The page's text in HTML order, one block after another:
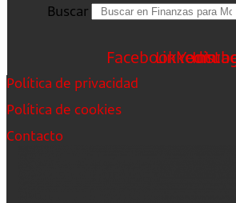
Buscar
FacebookLinkedin
Política de privacidad
Política de cookies
Contacto